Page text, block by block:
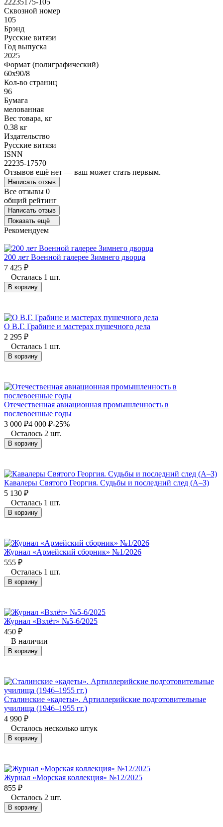
Сквозной номер
105
Брэнд
Русские витязи
Год выпуска
2025
Формат (полиграфический)
60х90/8
Кол-во страниц
96
Бумага
мелованная
Вес товара, кг
0.38 кг
Издательство
Русские витязи
ISNN
22235-17570
Отзывов ещё нет — ваш может стать первым.
Написать отзыв
Все отзывы 0
общий рейтинг
Написать отзыв
Показать ещё
Рекомендуем
200 лет Военной галерее Зимнего дворца
7 425 ₽
Осталась 1 шт.
В корзину
О В.Г. Грабине и мастерах пушечного дела
2 295 ₽
Осталась 1 шт.
В корзину
Отечественная авиационная промышленность в
послевоенные годы
3 000 ₽4 000 ₽-25%
Осталось 2 шт.
В корзину
Кавалеры Святого Георгия. Судьбы и последний след (А–З)
5 130 ₽
Осталась 1 шт.
В корзину
Журнал «Армейский сборник» №1/2026
555 ₽
Осталась 1 шт.
В корзину
Журнал «Взлёт» №5-6/2025
450 ₽
В наличии
В корзину
Сталинские «кадеты». Артиллерийские подготовительные
училища (1946–1955 гг.)
4 990 ₽
Осталось несколько штук
В корзину
Журнал «Морская коллекция» №12/2025
855 ₽
Осталось 2 шт.
В корзину